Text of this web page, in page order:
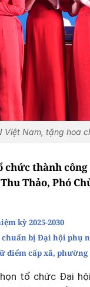
Việt Nam, tặng hoa
chức thành
Thảo, Phó
kỳ 2025-2030
bị Đại hội phụ
điểm cấp xã, phường
tổ chức Đại